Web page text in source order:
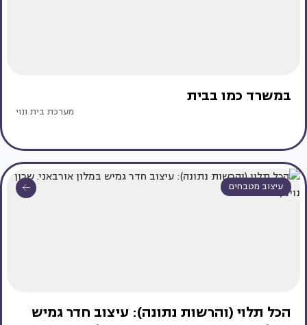
במשרד כמו בבית
מערכת בית ונוי
עיצוב מטבחים
הכל תלוי (והרשות נתונה): עיצוב חדר גמיש